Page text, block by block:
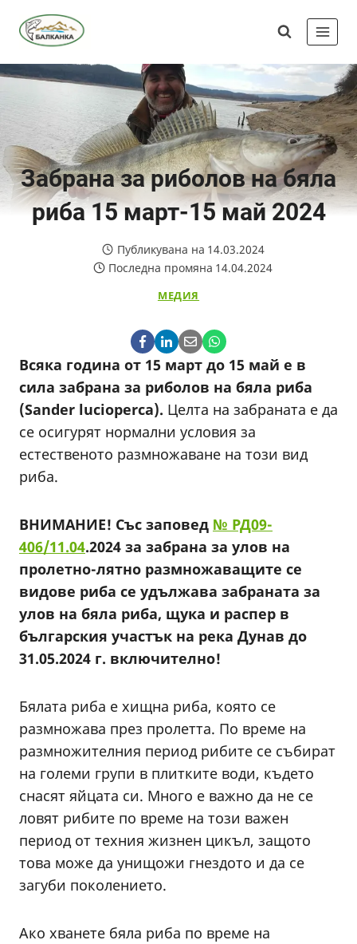
Забрана за риболов на бяла
риба 15 март-15 май 2024
Публикувана на 14.03.2024
Последна промяна 14.04.2024
МЕДИЯ
Всяка година от 15 март до 15 май е в
сила забрана за риболов на бяла риба
(Sander lucioperca). Целта на забраната е да
се осигурят нормални условия за
естественото размножаване на този вид
риба.
ВНИМАНИЕ! Със заповед № РД09-
406/11.04.2024 за забрана за улов на
пролетно-лятно размножаващите се
видове риба се удължава забраната за
улов на бяла риба, щука и распер в
българския участък на река Дунав до
31.05.2024 г. включително!
Бялата риба е хищна риба, която се
размножава през пролетта. По време на
размножителния период рибите се събират
на големи групи в плитките води, където
снасят яйцата си. Много е важно да не се
ловят рибите по време на този важен
период от техния жизнен цикъл, защото
това може да унищожи гнездото и да се
загуби поколението.
Ако хванете бяла риба по време на